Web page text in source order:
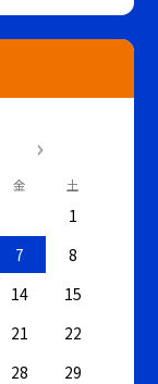
金 土
1
7
8
14
15
21
22
28
29